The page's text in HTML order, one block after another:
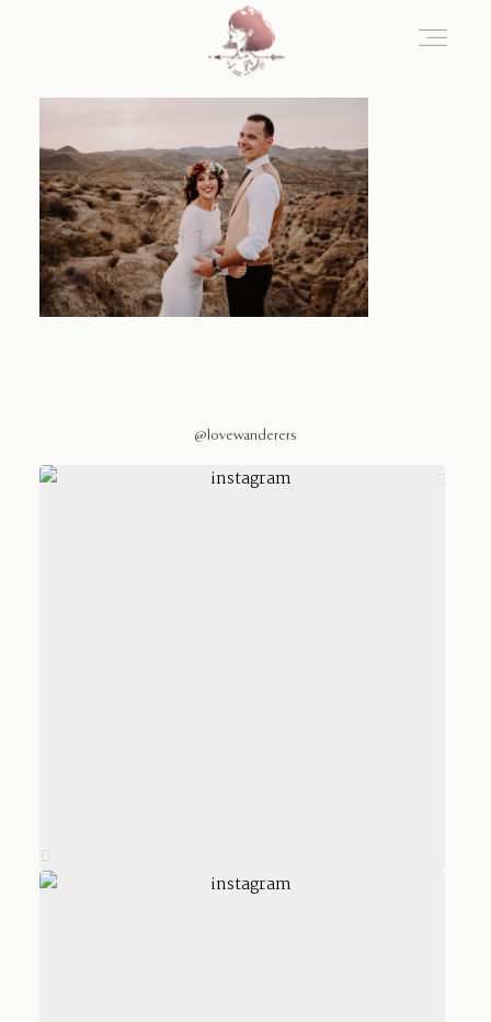
@lovewanderers
Home
Blog
Sobre Nosotros